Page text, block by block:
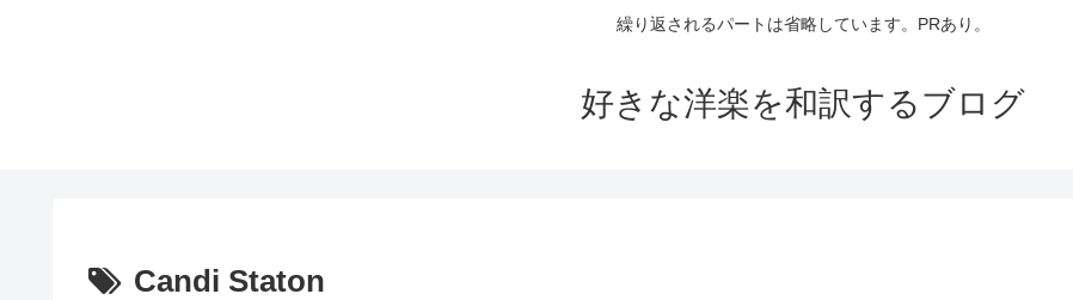
繰り返されるパートは省略しています。PRあり。
好きな洋楽を和訳するブログ
Candi Staton